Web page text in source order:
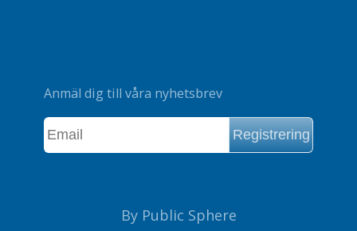
Anmäl dig till våra nyhetsbrev
By Public Sphere